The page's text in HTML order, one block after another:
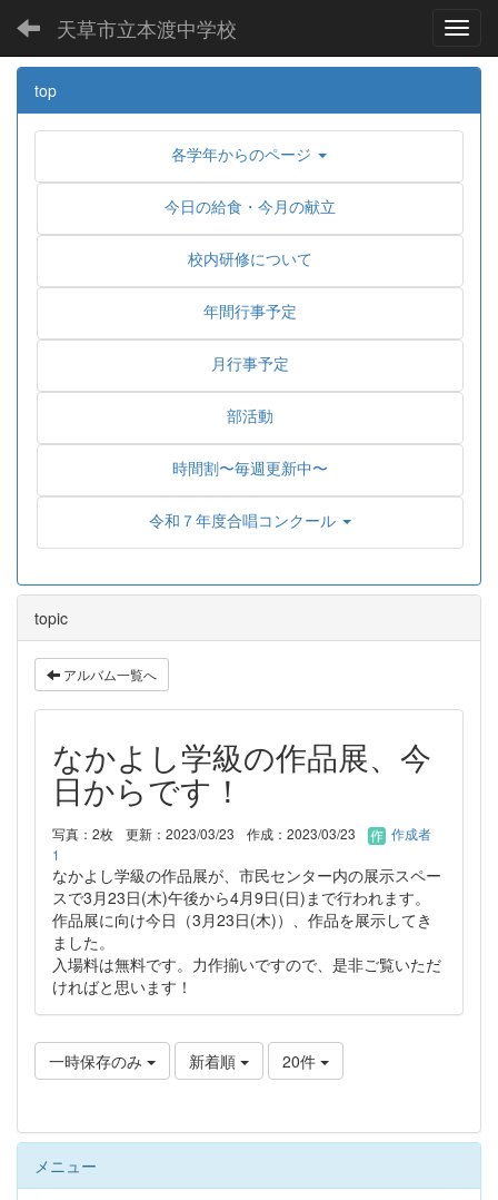
天草市立本渡中学校
top
各学年からのページ
今日の給食・今月の献立
校内研修について
年間行事予定
月行事予定
部活動
時間割〜毎週更新中〜
令和７年度合唱コンクール
topic
アルバム一覧へ
なかよし学級の作品展、今
日からです！
写真：2枚 更新：2023/03/23 作成：2023/03/23
作成者
1
なかよし学級の作品展が、市民センター内の展示スペー
スで3月23日(木)午後から4月9日(日)まで行われます。
作品展に向け今日（3月23日(木)）、作品を展示してき
ました。
入場料は無料です。力作揃いですので、是非ご覧いただ
ければと思います！
一時保存のみ 新着順 20件
メニュー